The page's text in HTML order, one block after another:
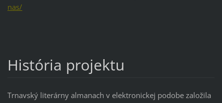
nas/
História projektu
Trnavský literárny almanach v elektronickej podobe založila